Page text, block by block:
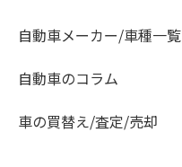
自動車メーカー/車種一覧
自動車のコラム
車の買替え/査定/売却